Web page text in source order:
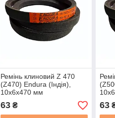
Ремінь клиновий Z 470
(Z470) Endura (Індія),
10x6x470 мм
63₴ 63